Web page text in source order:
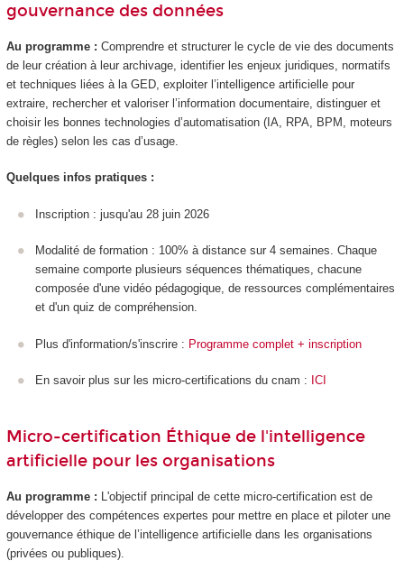
gouvernance des données
Au programme : Comprendre et structurer le cycle de vie des documents
de leur création à leur archivage, identifier les enjeux juridiques, normatifs
et techniques liées à la GED, exploiter l’intelligence artificielle pour
extraire, rechercher et valoriser l’information documentaire, distinguer et
choisir les bonnes technologies d’automatisation (IA, RPA, BPM, moteurs
de règles) selon les cas d’usage.
Quelques infos pratiques :
Inscription : jusqu'au 28 juin 2026
Modalité de formation : 100% à distance sur 4 semaines. Chaque
semaine comporte plusieurs séquences thématiques, chacune
composée d'une vidéo pédagogique, de ressources complémentaires
et d'un quiz de compréhension.
Plus d'information/s'inscrire : Programme complet + inscription
En savoir plus sur les micro-certifications du cnam : ICI
Micro-certification Éthique de l'intelligence
artificielle pour les organisations
Au programme : L'objectif principal de cette micro-certification est de
développer des compétences expertes pour mettre en place et piloter une
gouvernance éthique de l’intelligence artificielle dans les organisations
(privées ou publiques).